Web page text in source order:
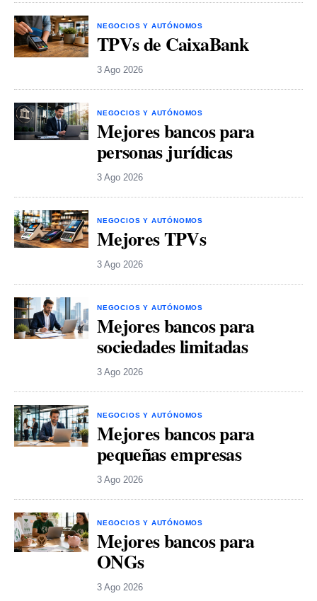
NEGOCIOS Y AUTÓNOMOS
TPVs de CaixaBank
3 Ago 2026
NEGOCIOS Y AUTÓNOMOS
Mejores bancos para
personas jurídicas
3 Ago 2026
NEGOCIOS Y AUTÓNOMOS
Mejores TPVs
3 Ago 2026
NEGOCIOS Y AUTÓNOMOS
Mejores bancos para
sociedades limitadas
3 Ago 2026
NEGOCIOS Y AUTÓNOMOS
Mejores bancos para
pequeñas empresas
3 Ago 2026
NEGOCIOS Y AUTÓNOMOS
Mejores bancos para
ONGs
3 Ago 2026